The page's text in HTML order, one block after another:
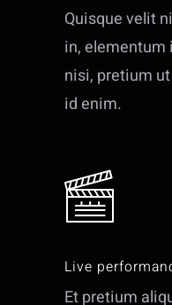
Quisque velit
in, elementum
nisi, pretium
id enim.
Live
Et pretium